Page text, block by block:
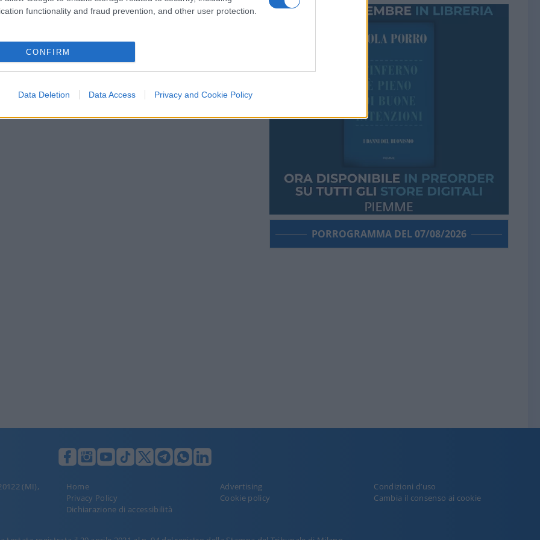
functionality and fraud prevention, and other user protection.
CONFIRM
Data Deletion Data Access Privacy and Cookie Policy
PORROGRAMMA DEL 07/08/2026
(MI),
Home Advertising
Condizioni d’uso
Privacy Policy
Cookie policy
Cambia il consenso ai cookie
Dichiarazione di accessibilità